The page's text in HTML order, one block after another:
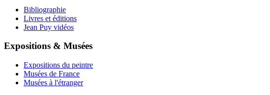
Bibliographie
Livres et éditions
Jean Puy vidéos
Expositions & Musées
Expositions du peintre
Musées de France
Musées à l'étranger